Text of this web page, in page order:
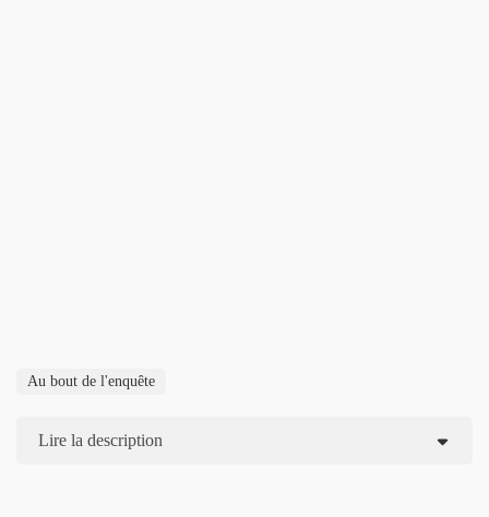
Au bout de l'enquête
Lire la description